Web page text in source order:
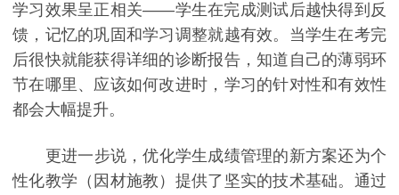
学习效果呈正相关——学生在完成测试后越快得到反
馈，记忆的巩固和学习调整就越有效。当学生在考完
后很快就能获得详细的诊断报告，知道自己的薄弱环
节在哪里、应该如何改进时，学习的针对性和有效性
都会大幅提升。
更进一步说，优化学生成绩管理的新方案还为个
性化教学（因材施教）提供了坚实的技术基础。通过